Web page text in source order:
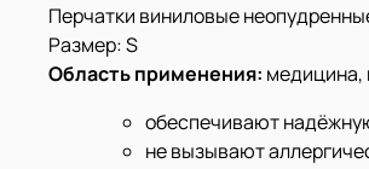
Перчатки виниловые
Размер: S
Область применения: медицина,
обеспечивают
не вызывают